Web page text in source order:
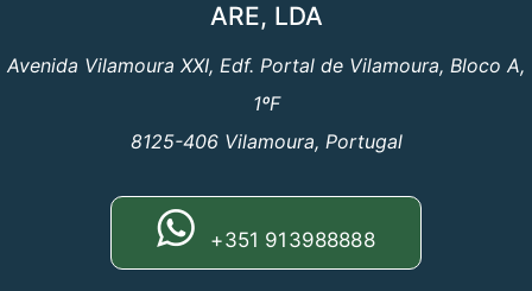
ARE, LDA
Avenida Vilamoura XXI, Edf. Portal de Vilamoura, Bloco A,
1ºF
8125-406 Vilamoura, Portugal
+351 913988888